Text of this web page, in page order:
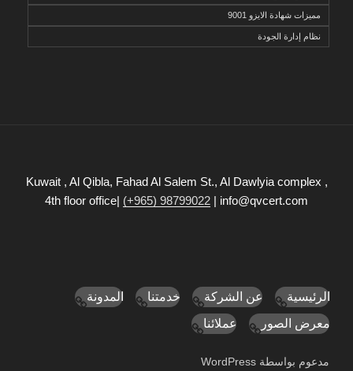
مميزات شهادة الايزو 9001
نظام إدارة الجودة
Kuwait , Al Qibla, Fahad Al Salem St., Al Dawlyia complex ,
4th floor office| (+965) 98799022 | info@qvcert.com
الرئيسية عن الشركة خدمتنا
المدونة
معرض الصور
عملائنا
مدعوم بواسطة WordPress